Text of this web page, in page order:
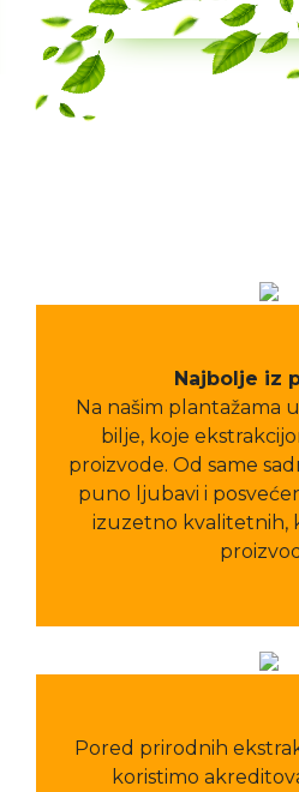
Najbolje iz
Na našim plantažama
bilje, koje
proizvode. Od same
puno ljubavi i
izuzetno kvalitetnih,
Pored prirodnih
koristimo